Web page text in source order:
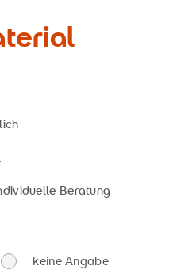
Beratung
keine Angabe